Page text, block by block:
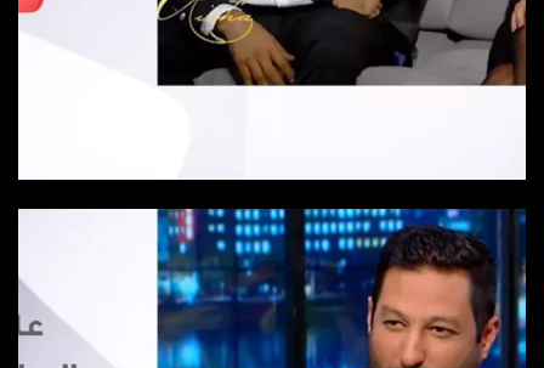
الحلقة 2
الحلقة 2